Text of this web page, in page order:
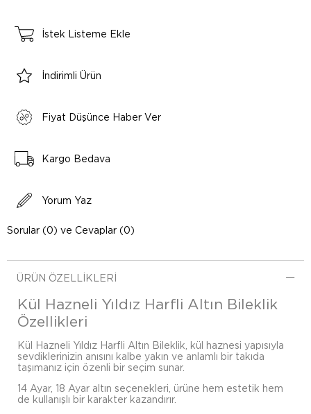
İstek Listeme Ekle
İndirimli Ürün
Fiyat Düşünce Haber Ver
Kargo Bedava
Yorum Yaz
Sorular (0) ve Cevaplar (0)
ÜRÜN ÖZELLIKLERI
Kül Hazneli Yıldız Harfli Altın Bileklik
Özellikleri
Kül Hazneli Yıldız Harfli Altın Bileklik, kül haznesi yapısıyla
sevdiklerinizin anısını kalbe yakın ve anlamlı bir takıda
taşımanız için özenli bir seçim sunar.
14 Ayar, 18 Ayar altın seçenekleri, ürüne hem estetik hem
de kullanışlı bir karakter kazandırır.